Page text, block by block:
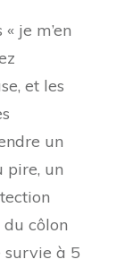
je m’en
et les
un
pire, un
côlon
survie à 5